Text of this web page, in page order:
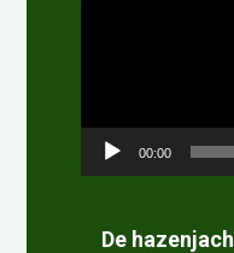
00:00
De